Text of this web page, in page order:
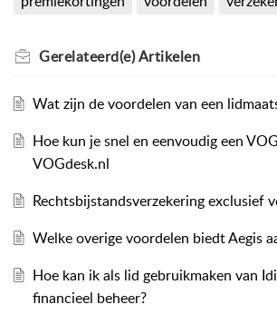
Gerelateerd(e)Artikelen
Wat zijn de voordelen van een
Hoe kun je snel en eenvoudig een
VOGdesk.nl
Rechtsbijstandsverzekering exclusief
Welke overige voordelen biedt Aegis
Hoe kan ik als lid gebruikmaken van
financieel beheer?